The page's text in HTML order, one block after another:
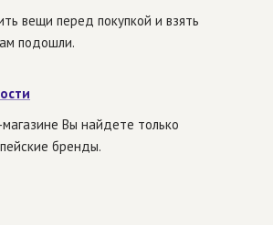
вещи перед покупкой и взять
подошли.
Вы найдете только
бренды.